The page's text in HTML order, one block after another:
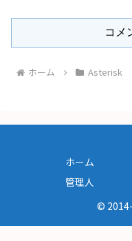
コメ
ホーム Asterisk
ホーム
管理人
©